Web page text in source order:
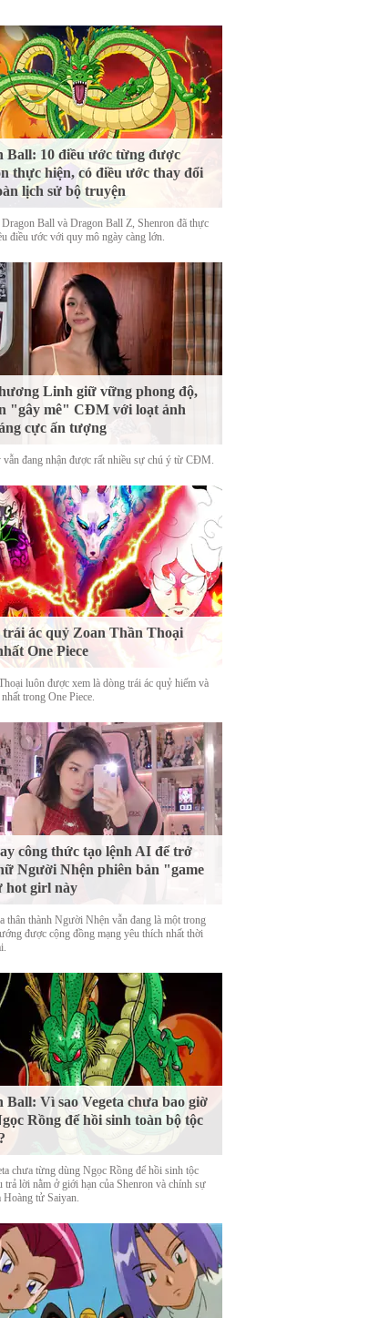
Ball: 10 điều ước từng được
thực hiện, có điều ước thay đổi
lịch sử bộ truyện
Ball và Dragon Ball Z, Shenron đã thực
điều ước với quy mô ngày càng lớn.
Linh giữ vững phong độ,
"gây mê" CĐM với loạt ảnh
cực ấn tượng
đang nhận được rất nhiều sự chú ý từ CĐM.
trái ác quỷ Zoan Thần Thoại
One Piece
luôn được xem là dòng trái ác quỷ hiếm và
trong One Piece.
công thức tạo lệnh AI để trở
Người Nhện phiên bản "game
hot girl này
thân thành Người Nhện vẫn đang là một trong
được cộng đồng mạng yêu thích nhất thời
Ball: Vì sao Vegeta chưa bao giờ
Rồng để hồi sinh toàn bộ tộc
chưa từng dùng Ngọc Rồng để hồi sinh tộc
trả lời nằm ở giới hạn của Shenron và chính sự
Hoàng tử Saiyan.